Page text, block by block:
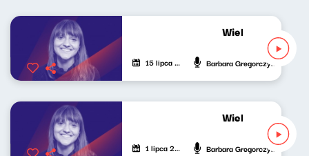
Wielki świat
15 lipca 2023 Barbara Gregorczyk
Wielki świat
1 lipca 2023 Barbara Gregorczyk